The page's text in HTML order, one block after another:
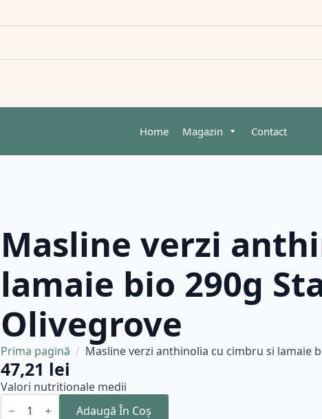
Home Magazin Contact
Masline verzi
lamaie bio 290g
Olivegrove
Prima pagină Masline verzi anthinolia cu cimbru si lamaie
47,21 lei
Valori nutritionale medii
Cantitate
Masline Adaugă În Coș